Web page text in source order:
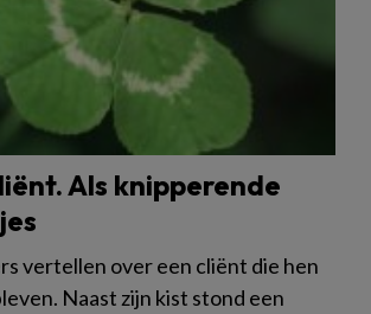
Als knipperende
vertellen over een cliënt die hen
Naast zijn kist stond een